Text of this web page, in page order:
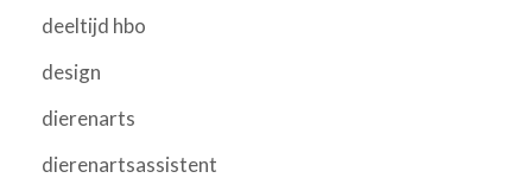
deeltijd hbo
design
dierenarts
dierenartsassistent